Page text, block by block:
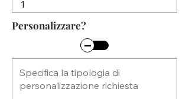
Personalizzare?